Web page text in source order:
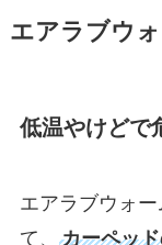
エアラブウ
低温やけどで
エアラブウォ
て、 カーペッ